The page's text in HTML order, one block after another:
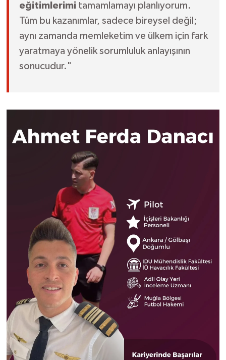
eğitimlerimitamamlamayı planlıyorum.
Tüm bu kazanımlar, sadece bireysel değil;
aynı zamanda memleketim ve ülkem için fark
yaratmaya yönelik sorumluluk anlayışının
sonucudur."